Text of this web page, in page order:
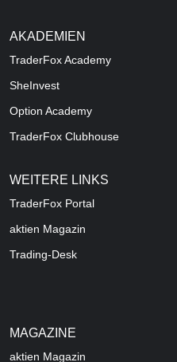
AKADEMIEN
TraderFox Academy
SheInvest
Option Academy
TraderFox Clubhouse
WEITERE LINKS
TraderFox Portal
aktien Magazin
Trading-Desk
MAGAZINE
aktien Magazin